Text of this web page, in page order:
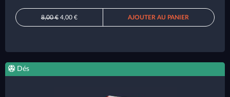
8,00 €4,00 € AJOUTER AU PANIER
Dés